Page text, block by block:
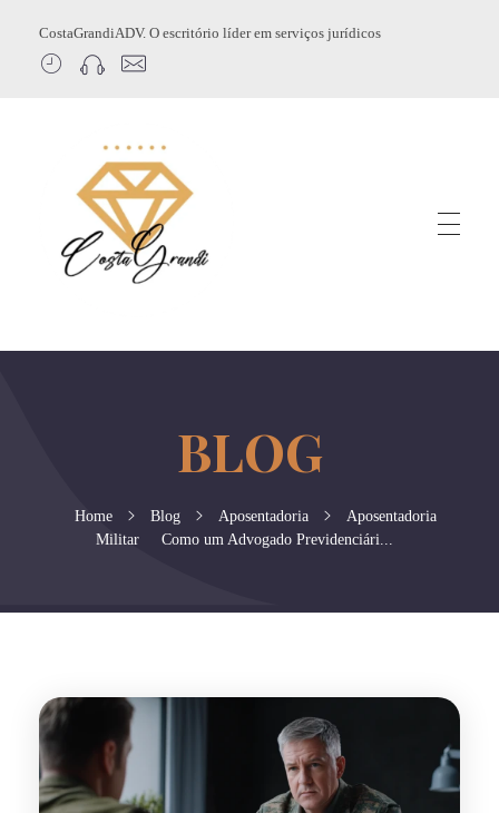
CostaGrandiADV. O escritório líder em serviços jurídicos
Home Blog Aposentadoria
Aposentadoria
Militar
Como um Advogado Previdenciári...